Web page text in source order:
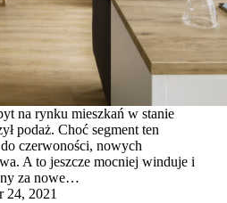
na rynku mieszkań w stanie
podaż. Choć segment ten
czerwoności, nowych
A to jeszcze mocniej winduje i
za nowe…
24, 2021